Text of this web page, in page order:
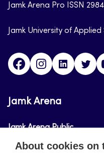
Jamk Arena Pro ISSN
Jamk University of
FacebookInstagramLinkedin
Jamk Arena
Jamk Arena Public
Jamk Arena Pro
About cookies on